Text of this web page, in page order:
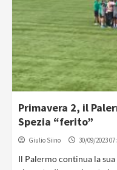
Primavera 2, il
Spezia “ferito”
Giulio Siino 30/09/2023
Il Palermo continua la